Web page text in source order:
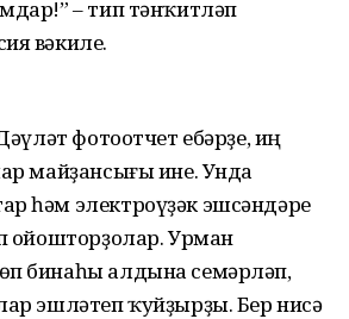
– тип тәнҡитләп
вәкиле.
фотоотчет ебәрҙе, иң
майҙансығы ине. Унда
һәм электроүҙәк эшсәндәре
ойошторҙолар. Урман
бинаһы алдына семәрләп,
эшләтеп ҡуйҙырҙы. Бер нисә